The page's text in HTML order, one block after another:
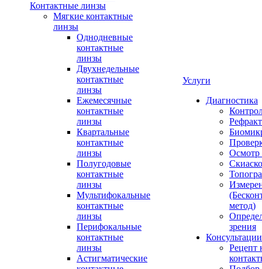
Контактные линзы
Мягкие контактные
линзы
Однодневные
контактные
линзы
Двухнедельные
контактные
линзы
Ежемесячные
контактные
линзы
Квартальные
контактные
линзы
Полугодовые
контактные
линзы
Мультифокальные
контактные
линзы
Перифокальные
контактные
линзы
Астигматические
Услуги
Диагностика
Осмотр
метод)
зрения
Рецепт